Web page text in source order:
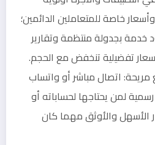
خاصة للمتعاملين الدائمين؛
خدمة بجدولة منتظمة وتقارير
تفضيلية تنخفض مع الحجم.
اتصال مباشر أو واتساب
لمن يحتاجها لحساباته أو
الأسهل والأوثق مهما كان